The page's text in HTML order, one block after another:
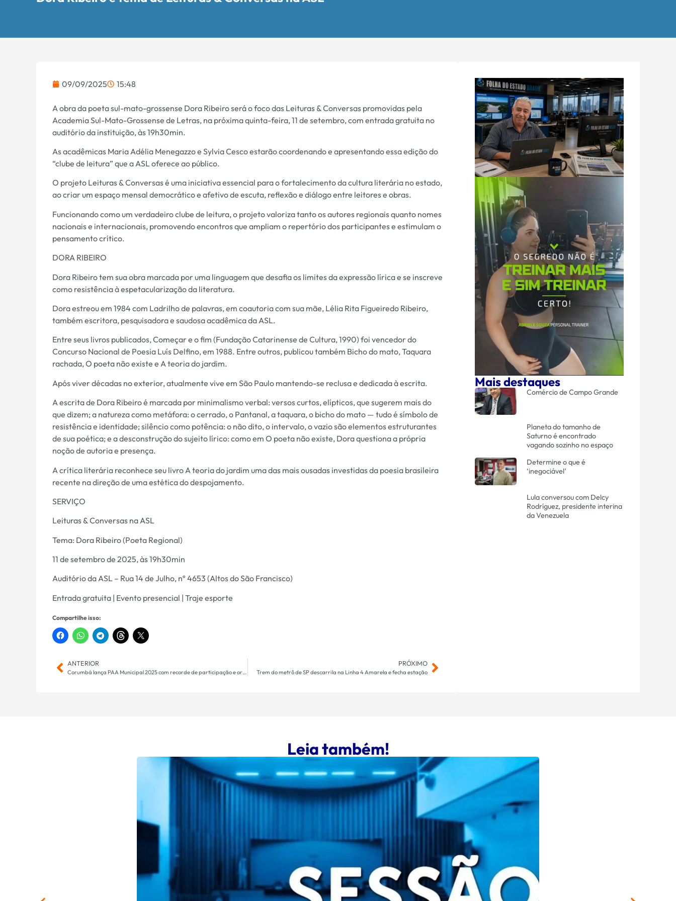
09/09/2025 15:48
A obra da poeta sul-mato-grossense Dora Ribeiro será o foco das Leituras & Conversas promovidas pela
Academia Sul-Mato-Grossense de Letras, na próxima quinta-feira, 11 de setembro, com entrada gratuita no
auditório da instituição, às 19h30min.
As acadêmicas Maria Adélia Menegazzo e Sylvia Cesco estarão coordenando e apresentando essa edição do
“clube de leitura” que a ASL oferece ao público.
O projeto Leituras & Conversas é uma iniciativa essencial para o fortalecimento da cultura literária no estado,
ao criar um espaço mensal democrático e afetivo de escuta, reflexão e diálogo entre leitores e obras.
Funcionando como um verdadeiro clube de leitura, o projeto valoriza tanto os autores regionais quanto nomes
nacionais e internacionais, promovendo encontros que ampliam o repertório dos participantes e estimulam o
pensamento crítico.
DORA RIBEIRO
Dora Ribeiro tem sua obra marcada por uma linguagem que desafia os limites da expressão lírica e se inscreve
como resistência à espetacularização da literatura.
Dora estreou em 1984 com Ladrilho de palavras, em coautoria com sua mãe, Lélia Rita Figueiredo Ribeiro,
também escritora, pesquisadora e saudosa acadêmica da ASL.
Entre seus livros publicados, Começar e o fim (Fundação Catarinense de Cultura, 1990) foi vencedor do
Concurso Nacional de Poesia Luís Delfino, em 1988. Entre outros, publicou também Bicho do mato, Taquara
rachada, O poeta não existe e A teoria do jardim.
Após viver décadas no exterior, atualmente vive em São Paulo mantendo-se reclusa e dedicada à escrita.
A escrita de Dora Ribeiro é marcada por minimalismo verbal: versos curtos, elípticos, que sugerem mais do
que dizem; a natureza como metáfora: o cerrado, o Pantanal, a taquara, o bicho do mato — tudo é símbolo de
resistência e identidade; silêncio como potência: o não dito, o intervalo, o vazio são elementos estruturantes
de sua poética; e a desconstrução do sujeito lírico: como em O poeta não existe, Dora questiona a própria
noção de autoria e presença.
A crítica literária reconhece seu livro A teoria do jardim uma das mais ousadas investidas da poesia brasileira
recente na direção de uma estética do despojamento.
SERVIÇO
Leituras & Conversas na ASL
Tema: Dora Ribeiro (Poeta Regional)
11 de setembro de 2025, às 19h30min
Auditório da ASL – Rua 14 de Julho, nº 4653 (Altos do São Francisco)
Entrada gratuita | Evento presencial | Traje esporte
Compartilhe isso:
ANTERIOR
Corumbá lança PAA Municipal 2025 com recorde de participação e orçamento ampliado
PRÓXIMO
Trem do metrô de SP descarrila na Linha 4 Amarela e fecha estação
Mais destaques
Comércio de Campo Grande
Planeta do tamanho de
Saturno é encontrado
vagando sozinho no espaço
Determine o que é
‘inegociável’
Lula conversou com Delcy
Rodríguez, presidente interina
da Venezuela
Leia também!